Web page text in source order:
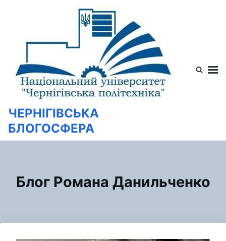
содержимому
ЧЕРНІГІВСЬКА
БЛОГОСФЕРА
Блог Романа Данильченко